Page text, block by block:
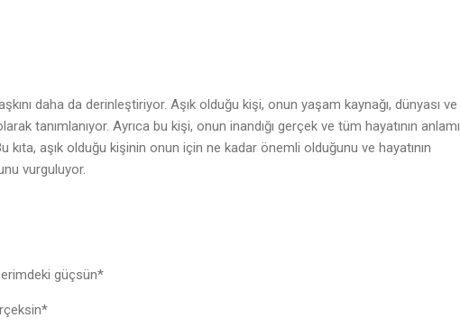
daha da derinleştiriyor. Aşık olduğu kişi, onun yaşam kaynağı, dünyası ve
tanımlanıyor. Ayrıca bu kişi, onun inandığı gerçek ve tüm hayatının anlamı
kıta, aşık olduğu kişinin onun için ne kadar önemli olduğunu ve hayatının
vurguluyor.
güçsün*